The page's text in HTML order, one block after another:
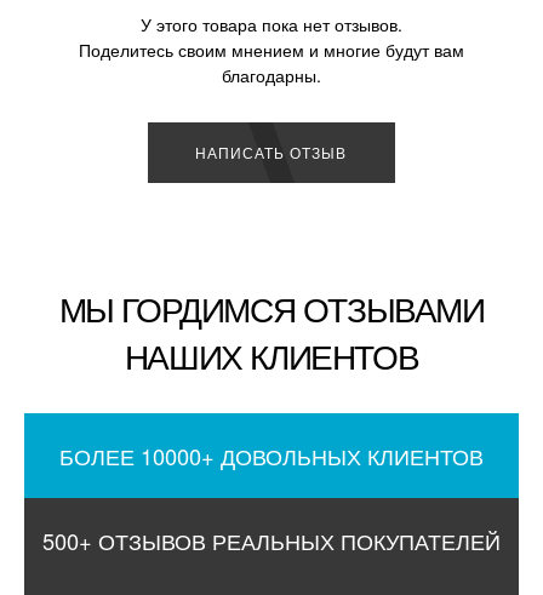
У этого товара пока нет отзывов.
Поделитесь своим мнением и многие будут вам
благодарны.
НАПИСАТЬ ОТЗЫВ
МЫ ГОРДИМСЯ ОТЗЫВАМИ
НАШИХ КЛИЕНТОВ
БОЛЕЕ 10000+ ДОВОЛЬНЫХ КЛИЕНТОВ
500+ ОТЗЫВОВ РЕАЛЬНЫХ ПОКУПАТЕЛЕЙ